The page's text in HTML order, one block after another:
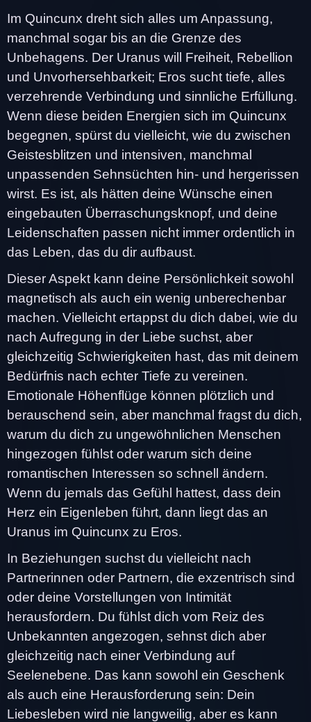
Im Quincunx dreht sich alles um Anpassung,
manchmal sogar bis an die Grenze des
Unbehagens. Der Uranus will Freiheit, Rebellion
und Unvorhersehbarkeit; Eros sucht tiefe, alles
verzehrende Verbindung und sinnliche Erfüllung.
Wenn diese beiden Energien sich im Quincunx
begegnen, spürst du vielleicht, wie du zwischen
Geistesblitzen und intensiven, manchmal
unpassenden Sehnsüchten hin- und hergerissen
wirst. Es ist, als hätten deine Wünsche einen
eingebauten Überraschungsknopf, und deine
Leidenschaften passen nicht immer ordentlich in
das Leben, das du dir aufbaust.
Dieser Aspekt kann deine Persönlichkeit sowohl
magnetisch als auch ein wenig unberechenbar
machen. Vielleicht ertappst du dich dabei, wie du
nach Aufregung in der Liebe suchst, aber
gleichzeitig Schwierigkeiten hast, das mit deinem
Bedürfnis nach echter Tiefe zu vereinen.
Emotionale Höhenflüge können plötzlich und
berauschend sein, aber manchmal fragst du dich,
warum du dich zu ungewöhnlichen Menschen
hingezogen fühlst oder warum sich deine
romantischen Interessen so schnell ändern.
Wenn du jemals das Gefühl hattest, dass dein
Herz ein Eigenleben führt, dann liegt das an
Uranus im Quincunx zu Eros.
In Beziehungen suchst du vielleicht nach
Partnerinnen oder Partnern, die exzentrisch sind
oder deine Vorstellungen von Intimität
herausfordern. Du fühlst dich vom Reiz des
Unbekannten angezogen, sehnst dich aber
gleichzeitig nach einer Verbindung auf
Seelenebene. Das kann sowohl ein Geschenk
als auch eine Herausforderung sein: Dein
Liebesleben wird nie langweilig, aber es kann